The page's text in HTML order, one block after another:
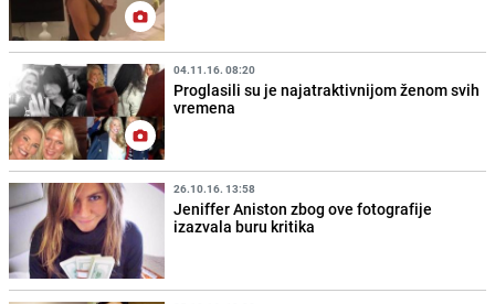
04.11.16. 08:20
Proglasili su je najatraktivnijom ženom svih
vremena
26.10.16. 13:58
Jeniffer Aniston zbog ove fotografije
izazvala buru kritika